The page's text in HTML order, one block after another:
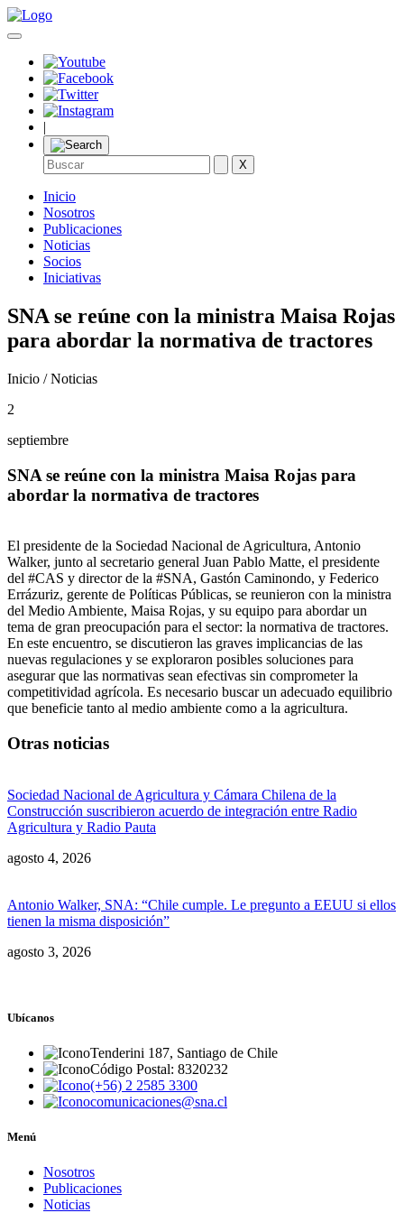
|
X
Inicio
Nosotros
Publicaciones
Noticias
Socios
Iniciativas
SNA se reúne con la ministra Maisa Rojas
para abordar la normativa de tractores
Inicio / Noticias
2
septiembre
SNA se reúne con la ministra Maisa Rojas para
abordar la normativa de tractores
El presidente de la Sociedad Nacional de Agricultura, Antonio
Walker, junto al secretario general Juan Pablo Matte, el presidente
del #CAS y director de la #SNA, Gastón Caminondo, y Federico
Errázuriz, gerente de Políticas Públicas, se reunieron con la ministra
del Medio Ambiente, Maisa Rojas, y su equipo para abordar un
tema de gran preocupación para el sector: la normativa de tractores.
En este encuentro, se discutieron las graves implicancias de las
nuevas regulaciones y se exploraron posibles soluciones para
asegurar que las normativas sean efectivas sin comprometer la
competitividad agrícola. Es necesario buscar un adecuado equilibrio
que beneficie tanto al medio ambiente como a la agricultura.
Otras noticias
Sociedad Nacional de Agricultura y Cámara Chilena de la
Construcción suscribieron acuerdo de integración entre Radio
Agricultura y Radio Pauta
agosto 4, 2026
Antonio Walker, SNA: “Chile cumple. Le pregunto a EEUU si ellos
tienen la misma disposición”
agosto 3, 2026
Ubícanos
Tenderini 187, Santiago de Chile
Código Postal: 8320232
(+56) 2 2585 3300
comunicaciones@sna.cl
Menú
Nosotros
Publicaciones
Noticias